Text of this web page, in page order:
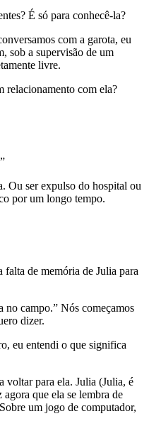
É só para conhecê-la?
com a garota, eu
sob a supervisão de um
livre.
com ela?
Ou ser expulso do hospital ou
por um longo tempo.
de memória de Julia para
no campo.” Nós começamos
dizer.
eu entendi o que significa
voltar para ela. Julia (Julia, é
que ela se lembra de
um jogo de computador,